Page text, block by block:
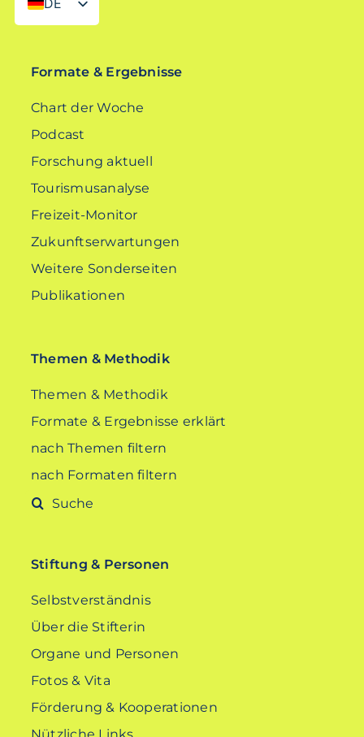
DE
EN
Formate & Ergebnisse
Chart der Woche
Podcast
Forschung aktuell
Tourismusanalyse
Freizeit-Monitor
Zukunftserwartungen
Weitere Sonderseiten
Publikationen
Themen & Methodik
Themen & Methodik
Formate & Ergebnisse erklärt
nach Themen filtern
nach Formaten filtern
Suche
Stiftung & Personen
Selbstverständnis
Über die Stifterin
Organe und Personen
Fotos & Vita
Förderung & Kooperationen